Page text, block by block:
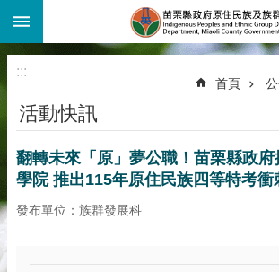
跳到主要內容區塊
:::
首頁
活動快訊
翻轉未來「原」夢公職！苗栗縣政
學院 推出115年原住民族四等特考衝
發布單位：族群發展科